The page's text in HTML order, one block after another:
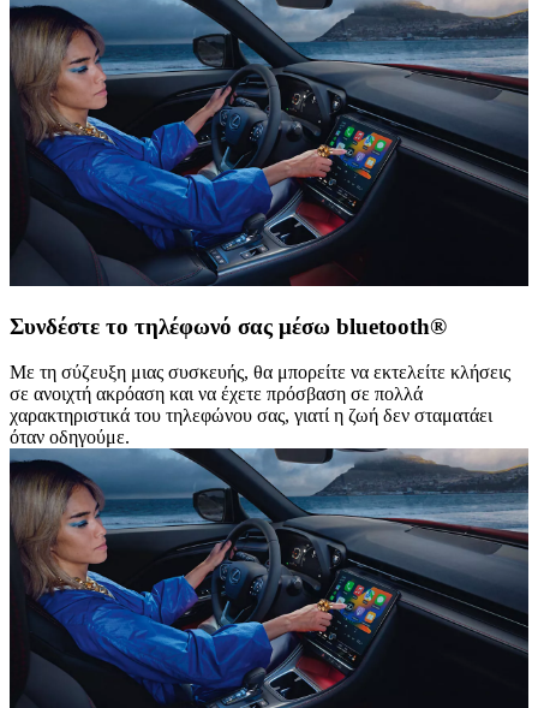
Συνδέστε το τηλέφωνό σας μέσω bluetooth®
Με τη σύζευξη μιας συσκευής, θα μπορείτε να εκτελείτε κλήσεις
σε ανοιχτή ακρόαση και να έχετε πρόσβαση σε πολλά
χαρακτηριστικά του τηλεφώνου σας, γιατί η ζωή δεν σταματάει
όταν οδηγούμε.